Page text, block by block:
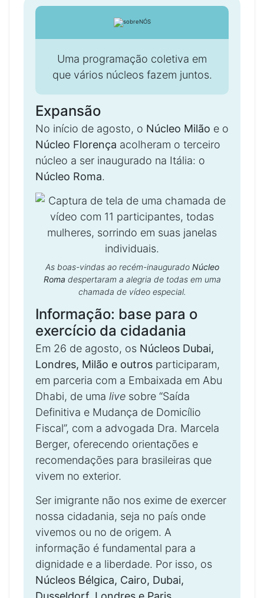
Uma programação coletiva em
que vários núcleos fazem juntos.
Expansão
No início de agosto, o Núcleo Milão e o
Núcleo Florença acolheram o terceiro
núcleo a ser inaugurado na Itália: o
Núcleo Roma.
As boas-vindas ao recém-inaugurado Núcleo
Roma despertaram a alegria de todas em uma
chamada de vídeo especial.
Informação: base para o
exercício da cidadania
Em 26 de agosto, os Núcleos Dubai,
Londres, Milão e outros participaram,
em parceria com a Embaixada em Abu
Dhabi, de uma live sobre “Saída
Definitiva e Mudança de Domicílio
Fiscal”, com a advogada Dra. Marcela
Berger, oferecendo orientações e
recomendações para brasileiras que
vivem no exterior.
Ser imigrante não nos exime de exercer
nossa cidadania, seja no país onde
vivemos ou no de origem. A
informação é fundamental para a
dignidade e a liberdade. Por isso, os
Núcleos Bélgica, Cairo, Dubai,